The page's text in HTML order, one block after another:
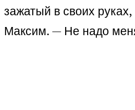
зажатый в своих руках,
Максим. — Не надо